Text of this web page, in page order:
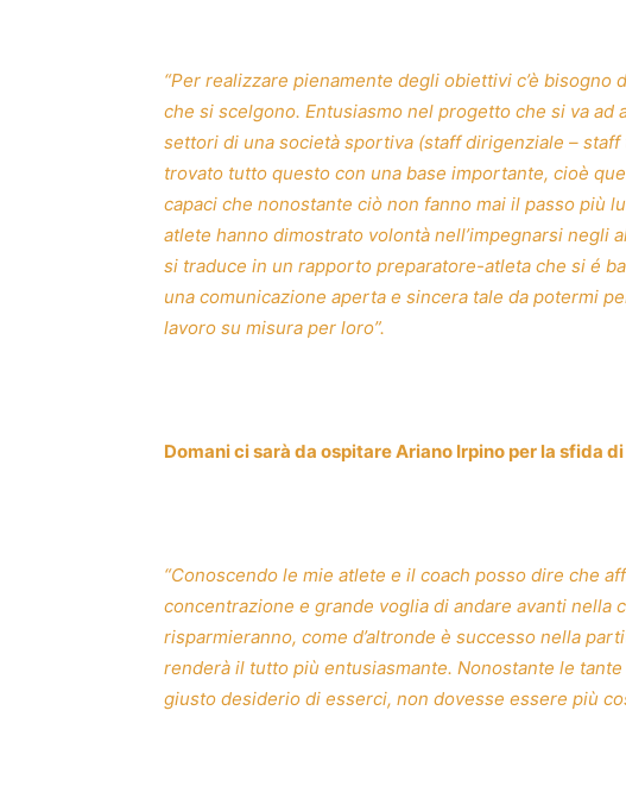
“Per realizzare pienamente degli obiettivi c’è
che si scelgono. Entusiasmo nel progetto che si va
settori di una società sportiva (staff dirigenziale –
trovato tutto questo con una base importante, cioè
capaci che nonostante ciò non fanno mai il passo più
atlete hanno dimostrato volontà nell’impegnarsi negli
si traduce in un rapporto preparatore-atleta che si é
una comunicazione aperta e sincera tale da potermi
lavoro su misura per loro”.
Domani ci sarà da ospitare Ariano Irpino per la sfida
“Conoscendo le mie atlete e il coach posso dire che
concentrazione e grande voglia di andare avanti nella
risparmieranno, come d’altronde è successo nella
renderà il tutto più entusiasmante. Nonostante le
giusto desiderio di esserci, non dovesse essere più